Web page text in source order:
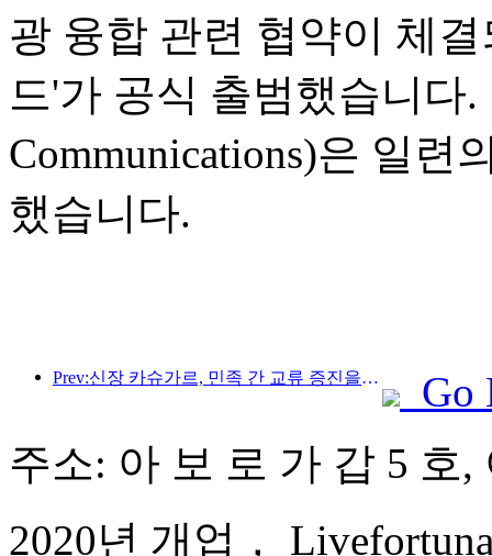
광 융합 관련 협약이 체
드'가 공식 출범했습니다
Communications)은 일련
했습니다.
Prev:신장 카슈가르, 민족 간 교류 증진을 위한 관광 홍보 행사 개최
Go
주소: 아 보 로 가 갑 5 호,
2020년 개업，